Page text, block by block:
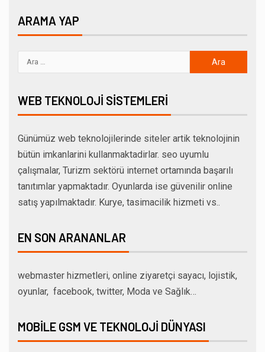
ARAMA YAP
WEB TEKNOLOJI SISTEMLERI
Günümüz web teknolojilerinde siteler artik teknolojinin
bütün imkanlarini kullanmaktadirlar. seo uyumlu
çalışmalar, Turizm sektörü internet ortamında başarılı
tanıtımlar yapmaktadır. Oyunlarda ise güvenilir online
satış yapılmaktadır. Kurye, tasimacilik hizmeti vs..
EN SON ARANANLAR
webmaster hizmetleri, online ziyaretçi sayacı, lojistik,
oyunlar, facebook, twitter, Moda ve Sağlık…
MOBILE GSM VE TEKNOLOJI DÜNYASI